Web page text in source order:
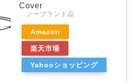
Cover
ノーブランド品
Amazon
楽天市場
Yahooショッピング